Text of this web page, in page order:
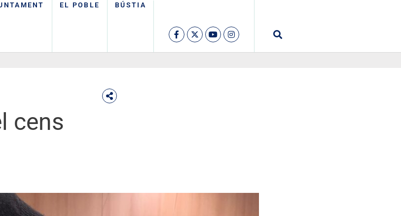
EL POBLE BÚSTIA
cens